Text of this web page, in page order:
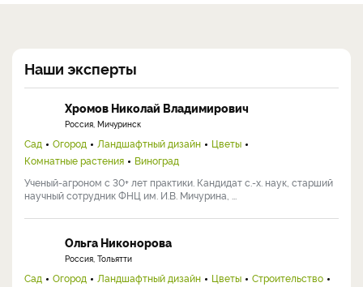
Наши эксперты
Хромов Николай Владимирович
Россия, Мичуринск
Сад Огород Ландшафтный дизайн
Цветы
Комнатные растения
Виноград
Ученый-агроном с 30+ лет практики. Кандидат с.-х. наук, старший
научный сотрудник ФНЦ им. И.В. Мичурина, ...
Ольга Никонорова
Россия, Тольятти
Сад Огород Ландшафтный дизайн Цветы
Строительство